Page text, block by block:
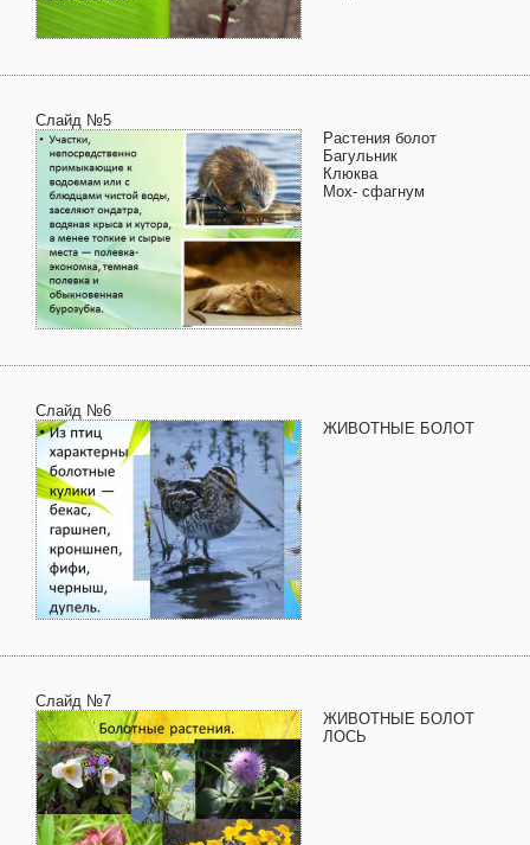
Слайд №5
Растения болот
Багульник
Клюква
Мох- сфагнум
Слайд №6
ЖИВОТНЫЕ БОЛОТ
Слайд №7
ЖИВОТНЫЕ БОЛОТ
ЛОСЬ